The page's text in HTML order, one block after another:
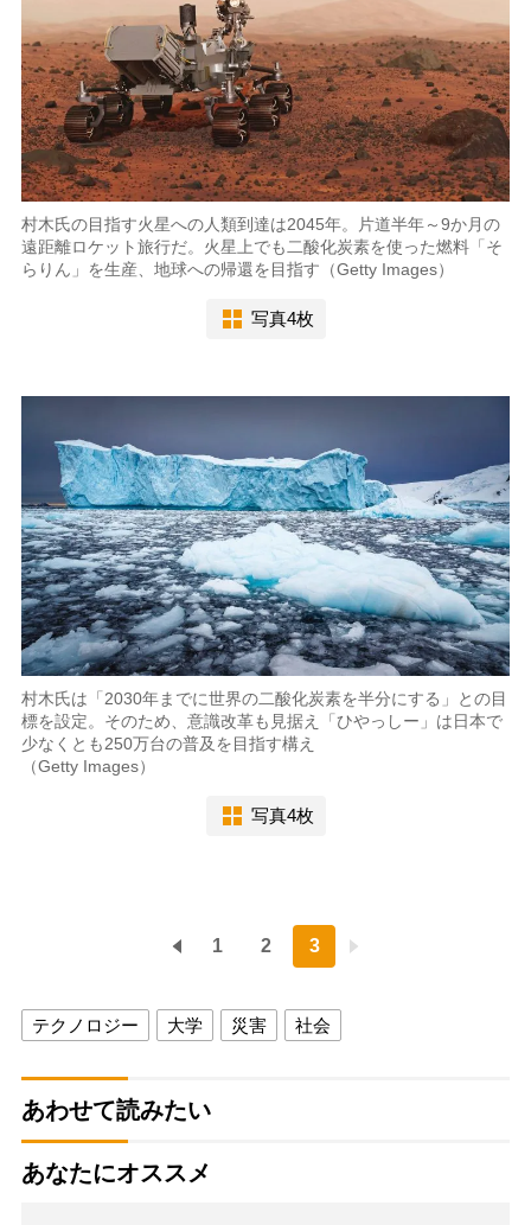
村木氏の目指す火星への人類到達は2045年。片道半年～9か月の
遠距離ロケット旅行だ。火星上でも二酸化炭素を使った燃料「そ
らりん」を生産、地球への帰還を目指す（Getty Images）
写真4枚
村木氏は「2030年までに世界の二酸化炭素を半分にする」との目
標を設定。そのため、意識改革も見据え「ひやっしー」は日本で
少なくとも250万台の普及を目指す構え
（Getty Images）
写真4枚
1 2 3
テクノロジー 大学 災害 社会
あわせて読みたい
あなたにオススメ